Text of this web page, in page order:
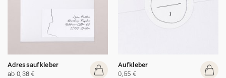
Adressaufkleber
ab 0,38 €
Aufkleber
0,55 €